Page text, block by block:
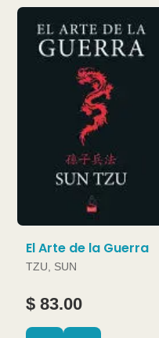
El Arte de la Guerra
TZU, SUN
$ 83.00